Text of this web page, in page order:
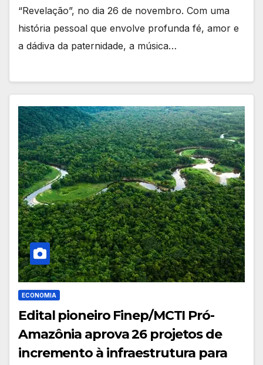
“Revelação”, no dia 26 de novembro. Com uma
história pessoal que envolve profunda fé, amor e
a dádiva da paternidade, a música…
ECONOMIA
Edital pioneiro Finep/MCTI Pró-
Amazônia aprova 26 projetos de
incremento à infraestrutura para